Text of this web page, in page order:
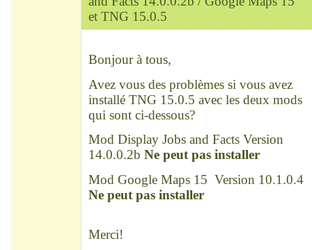
et TNG 15.0.5
Bonjour à tous,
Avez vous des problèmes si vous avez
installé TNG 15.0.5 avec les deux mods
qui sont ci-dessous?
Mod Display Jobs and Facts Version
14.0.0.2b Ne peut pas installer
Mod Google Maps 15 Version 10.1.0.4
Ne peut pas installer
Merci!